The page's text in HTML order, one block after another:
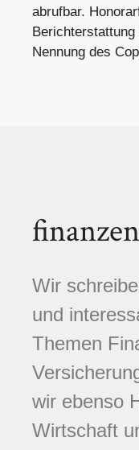
abrufbar.
Berichterstattung
Nennung des
Wir
und
Themen
wir ebenso
Wirtschaft